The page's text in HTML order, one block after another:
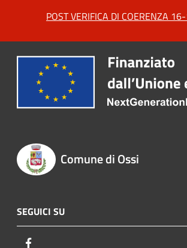
POST VERIFICA DI COERENZA
Comune di Ossi
SEGUICI SU